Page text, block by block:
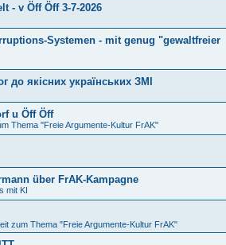
- v Öff Öff 3-7-2026
Systemen - mit genug "gewaltfreier
до якісних українських ЗМІ
u Öff Öff
Thema "Freie Argumente-Kultur FrAK"
über FrAK-Kampagne
mit KI
zum Thema "Freie Argumente-Kultur FrAK"